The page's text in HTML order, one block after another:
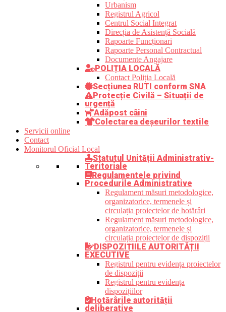
Urbanism
Registrul Agricol
Centrul Social Integrat
Direcția de Asistență Socială
Rapoarte Funcționari
Rapoarte Personal Contractual
Documente Angajare
POLIȚIA LOCALĂ
Contact Poliția Locală
Secțiunea RUTI conform SNA
Protecție Civilă – Situații de
urgență
Adăpost câini
Colectarea deșeurilor textile
Servicii online
Contact
Monitorul Oficial Local
Statutul Unității Administrativ-
Teritoriale
Regulamentele privind
Procedurile Administrative
Regulament măsuri metodologice,
organizatorice, termenele și
circulația proiectelor de hotărâri
Regulament măsuri metodologice,
organizatorice, termenele și
circulația proiectelor de dispoziții
DISPOZIȚIILE AUTORITĂȚII
EXECUTIVE
Registrul pentru evidența proiectelor
de dispoziții
Registrul pentru evidența
dispozițiilor
Hotărârile autorității
deliberative